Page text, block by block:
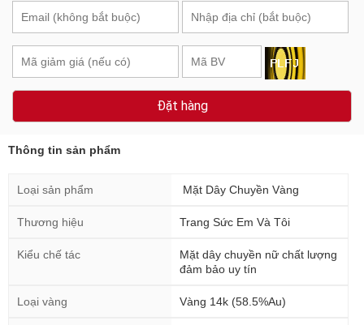
Đặt hàng
Thông tin sản phẩm
Loại sản phẩm Mặt Dây Chuyền Vàng
Thương hiệu Trang Sức Em Và Tôi
Kiểu chế tác
Mặt dây chuyền nữ chất lượng
đảm bảo uy tín
Loại vàng Vàng 14k (58.5%Au)